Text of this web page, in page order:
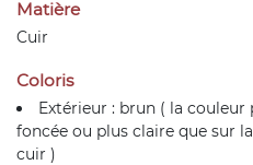
Matière
Cuir
Coloris
Extérieur : brun ( la
foncée ou plus claire que sur
cuir )